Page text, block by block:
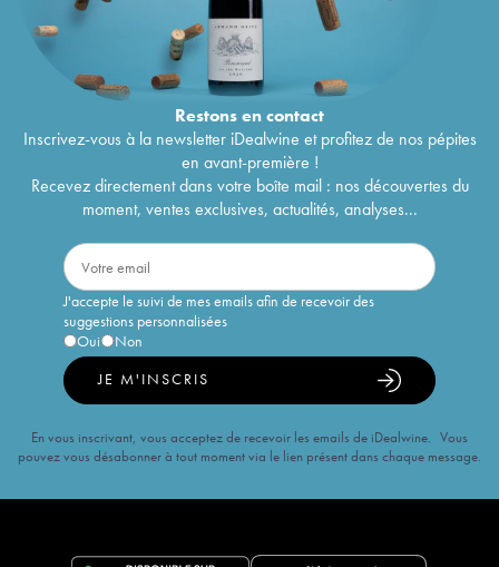
Restons encontact
Inscrivez-vous à la newsletter iDealwine et profitez de nos pépites
en avant-première !
Recevez directement dans votre boîte mail : nos découvertes du
moment, ventes exclusives, actualités, analyses...
J'accepte le suivi de mes emails afin de recevoir des
suggestions personnalisées
Oui
Non
JE M'INSCRIS
En vous inscrivant, vous acceptez de recevoir les emails de iDealwine. Vous
pouvez vous désabonner à tout moment via le lien présent dans chaque message.